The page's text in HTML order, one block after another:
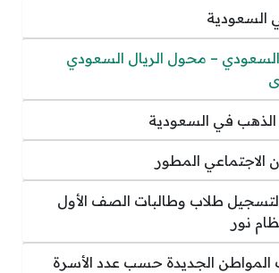
السعودية
السعودي – محول الريال السعودي
في السعودية
الاجتماعي المطور
طلاب وطالبات الصف الأول
نور
الجديدة حسب عدد الأسرة